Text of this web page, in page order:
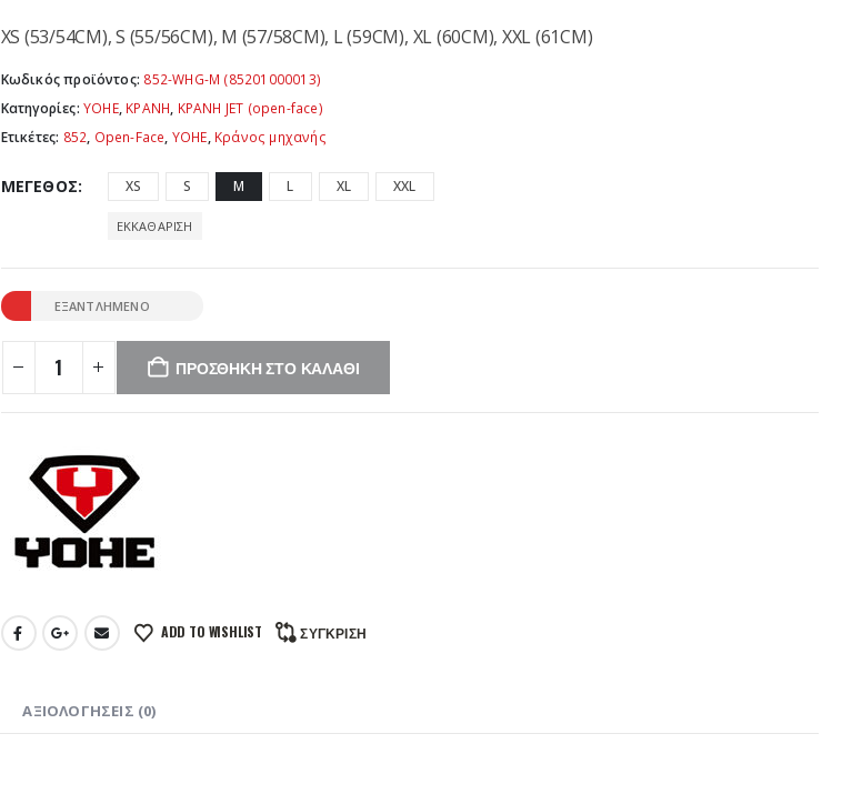
XS (53/54CM), S (55/56CM), M (57/58CM), L (59CM), XL (60CM), XXL (61CM)
Κωδικός προϊόντος: 852-WHG-M (85201000013)
Κατηγορίες: YOHE, ΚΡΑΝΗ, ΚΡΑΝΗ JET (open-face)
Ετικέτες: 852, Open-Face, YOHE, Κράνος μηχανής
ΜΈΓΕΘΟΣ XS S M L XL XXL
ΕΚΚΑΘΆΡΙΣΗ
ΕΞΑΝΤΛΗΜΈΝΟ
ΠΡΟΣΘΉΚΗ ΣΤΟ ΚΑΛΆΘΙ
ADD TO WISHLIST ΣΎΓΚΡΙΣΗ
ΑΞΙΟΛΟΓΉΣΕΙΣ (0)